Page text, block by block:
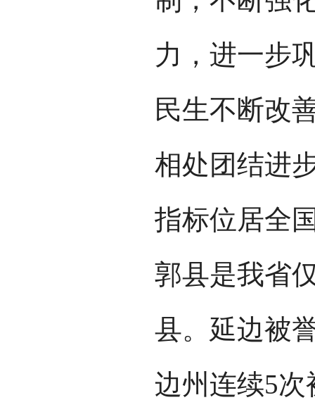
力，进一步
民生不断改
相处团结进
指标位居全
郭县是我省
县。延边被
边州连续5